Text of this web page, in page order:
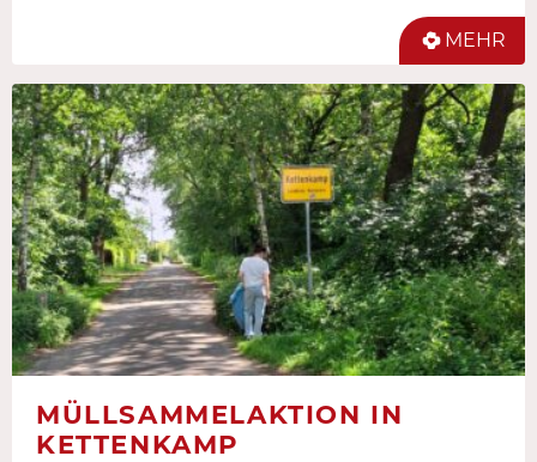
MEHR
MÜLLSAMMELAKTION IN
KETTENKAMP